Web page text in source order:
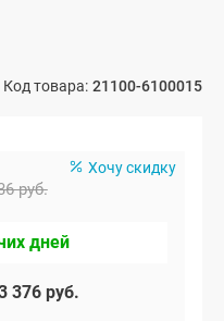
Код товара: 21100-6100015
Хочу скидку
руб.
дней
376 руб.